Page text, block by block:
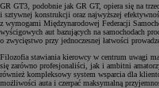
GR GT3, podobnie jak GR GT, opiera się na
i sztywnej konstrukcji oraz najwyższej
z wymogami Międzynarodowej Federacji
wyścigowych aut bazujących na samochodach
o zwycięstwo przy jednoczesnej łatwości
Filozofia stawiania kierowcy w centrum uwagi
się zarówno profesjonaliści, jak i ambitni
również kompleksowy system wsparcia dla
możliwości auta i czerpać maksymalną